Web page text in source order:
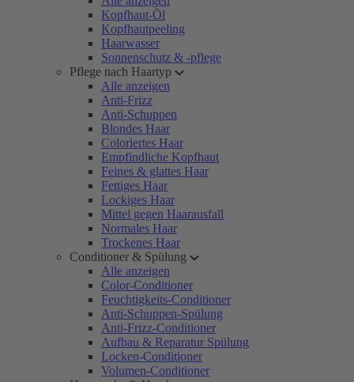
Kopfhaut-Öl
Kopfhautpeeling
Haarwasser
Sonnenschutz & -pflege
Pflege nach Haartyp
Alle anzeigen
Anti-Frizz
Anti-Schuppen
Blondes Haar
Coloriertes Haar
Empfindliche Kopfhaut
Feines & glattes Haar
Fettiges Haar
Lockiges Haar
Mittel gegen Haarausfall
Normales Haar
Trockenes Haar
Conditioner & Spülung
Alle anzeigen
Color-Conditioner
Feuchtigkeits-Conditioner
Anti-Schuppen-Spülung
Anti-Frizz-Conditioner
Aufbau & Reparatur Spülung
Locken-Conditioner
Volumen-Conditioner